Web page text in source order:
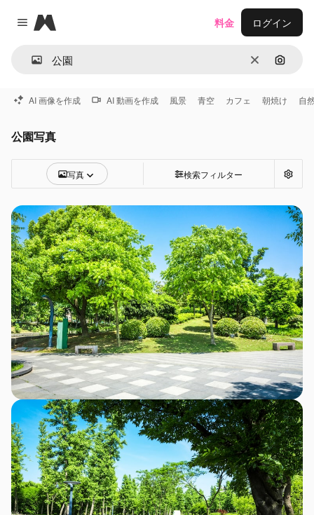
Close menu
Magnific
消去 画像で
料金 ログイン
AI 画像を作成 AI 動画を作成 風景 青空 カフェ 朝焼け 自
公園写真
写真 検索フィルター